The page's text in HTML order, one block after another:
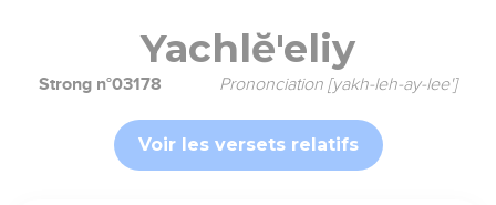
Yachlĕ'eliy
Strong n°03178 Prononciation [yakh-leh-ay-lee']
Voir les versets relatifs